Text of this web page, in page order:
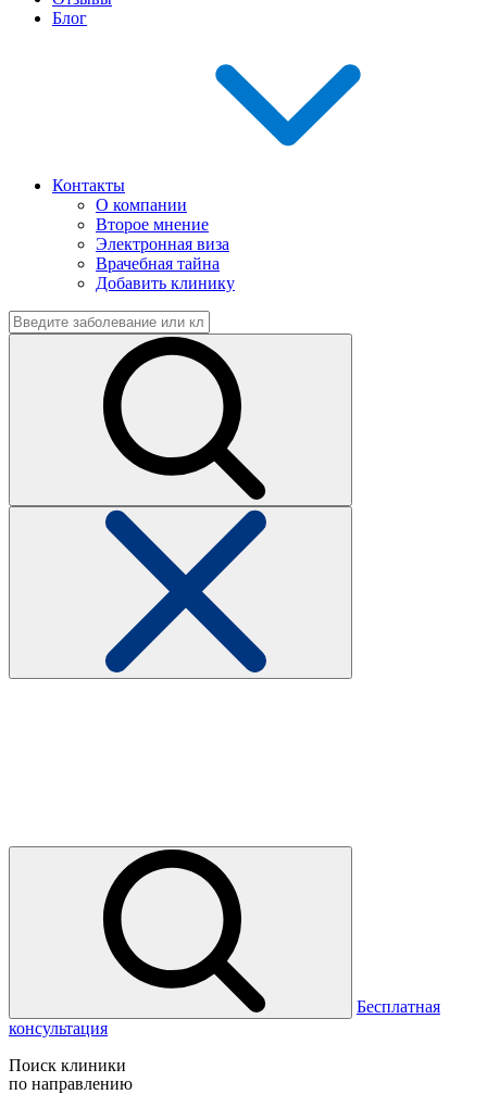
Блог
Контакты
О компании
Второе мнение
Электронная виза
Врачебная тайна
Добавить клинику
Бесплатная
консультация
Поиск клиники
по направлению